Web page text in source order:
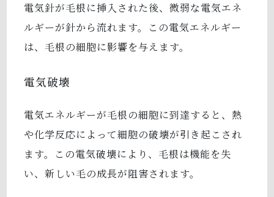
電気針が毛根に挿入された後、微弱な電気エネ
ルギーが針から流れます。この電気エネルギー
は、毛根の細胞に影響を与えます。
電気破壊
電気エネルギーが毛根の細胞に到達すると、熱
や化学反応によって細胞の破壊が引き起こされ
ます。この電気破壊により、毛根は機能を失
い、新しい毛の成長が阻害されます。